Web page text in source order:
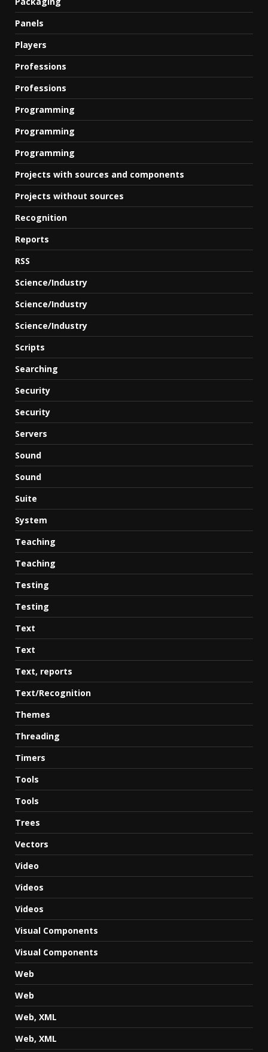
Panels
Players
Professions
Professions
Programming
Programming
Programming
Projects with sources and components
Projects without sources
Recognition
Reports
RSS
Science/Industry
Science/Industry
Science/Industry
Scripts
Searching
Security
Security
Servers
Sound
Sound
Suite
System
Teaching
Teaching
Testing
Testing
Text
Text
Text, reports
Text/Recognition
Themes
Threading
Timers
Tools
Tools
Trees
Vectors
Video
Videos
Videos
Visual Components
Visual Components
Web
Web
Web, XML
Web, XML